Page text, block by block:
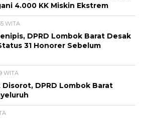
4.000 KK Miskin Ekstrem
WITA
DPRD Lombok Barat Desak
31 Honorer Sebelum
WITA
Disorot, DPRD Lombok Barat